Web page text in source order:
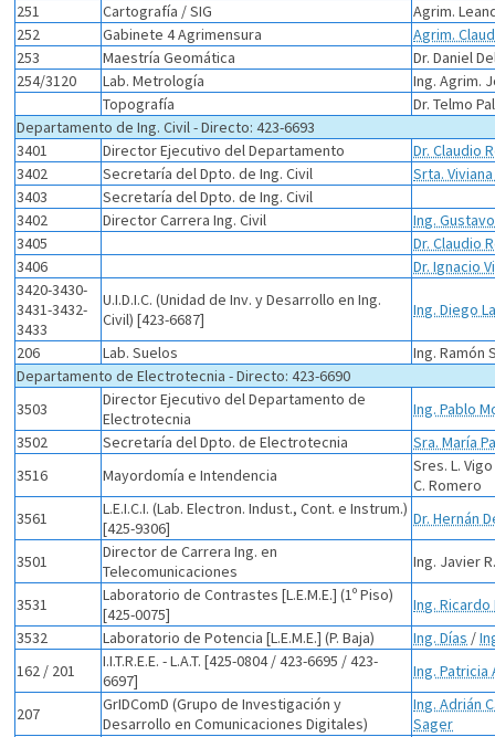
251
Cartografía / SIG
Agrim.
252
Gabinete 4 Agrimensura
Agrim.
253
Maestría Geomática
Dr. Daniel
254/3120
Lab. Metrología
Ing. Agrim.
Topografía
Dr. Telmo
Departamento de Ing. Civil - Directo: 423-6693
3401
Director Ejecutivo del Departamento
Dr. Claudio
3402
Secretaría del Dpto. de Ing. Civil
Srta.
3403
Secretaría del Dpto. de Ing. Civil
3402
Director Carrera Ing. Civil
Ing.
3405
Dr. Claudio
3406
Dr. Ignacio
3420-3430-
3431-3432-
3433
U.I.D.I.C. (Unidad de Inv. y Desarrollo en Ing.
Civil) [423-6687]
Ing. Diego
206 Lab. Suelos
Ing. Ramón
Departamento de Electrotecnia - Directo: 423-6690
3503
Director Ejecutivo del Departamento de
Electrotecnia
Ing. Pablo
3502
Secretaría del Dpto. de Electrotecnia
Sra. María
3516
Mayordomía e Intendencia
Sres. L.
C. Romero
3561
L.E.I.C.I. (Lab. Electron. Indust., Cont. e Instrum.)
[425-9306]
Dr. Hernán
3501
Director de Carrera Ing. en
Telecomunicaciones
Ing. Javier
3531
Laboratorio de Contrastes [L.E.M.E.] (1º Piso)
[425-0075]
Ing. Ricardo
3532
Laboratorio de Potencia [L.E.M.E.] (P. Baja) Ing. Días /
162 / 201
I.I.T.R.E.E. - L.A.T. [425-0804 / 423-6695 / 423-
6697]
Ing. Patricia
207
GrIDComD (Grupo de Investigación y
Desarrollo en Comunicaciones Digitales)
Ing. Adrián
Sager